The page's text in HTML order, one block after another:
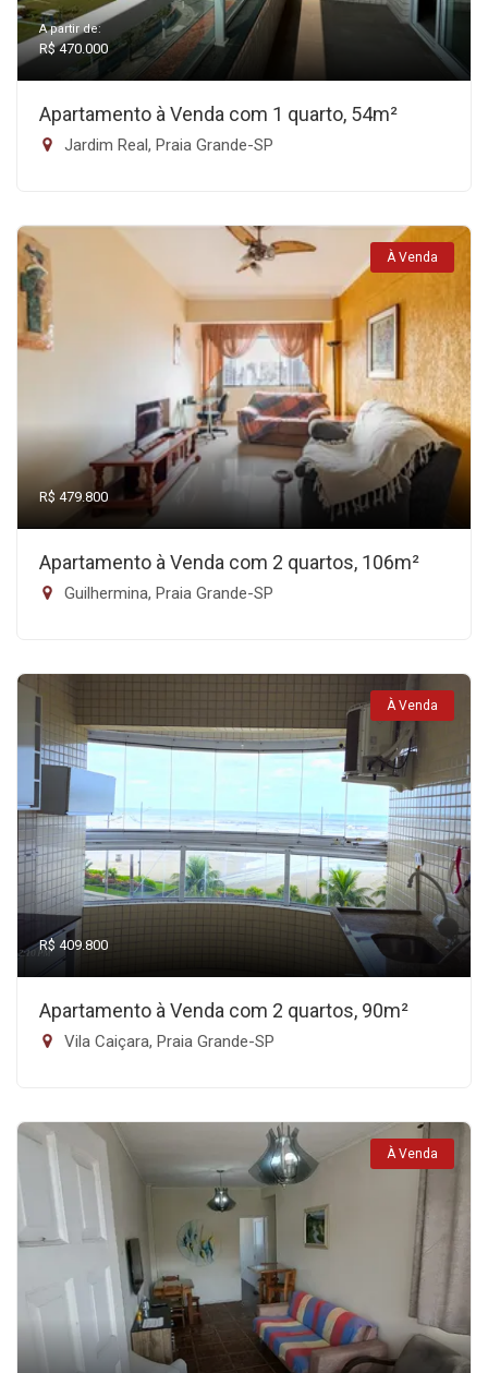
A partir de:
R$ 470.000
Apartamento à Venda com 1 quarto, 54m²
Jardim Real, Praia Grande-SP
À Venda
R$ 479.800
Apartamento à Venda com 2 quartos, 106m²
Guilhermina, Praia Grande-SP
À Venda
R$ 409.800
Apartamento à Venda com 2 quartos, 90m²
Vila Caiçara, Praia Grande-SP
À Venda